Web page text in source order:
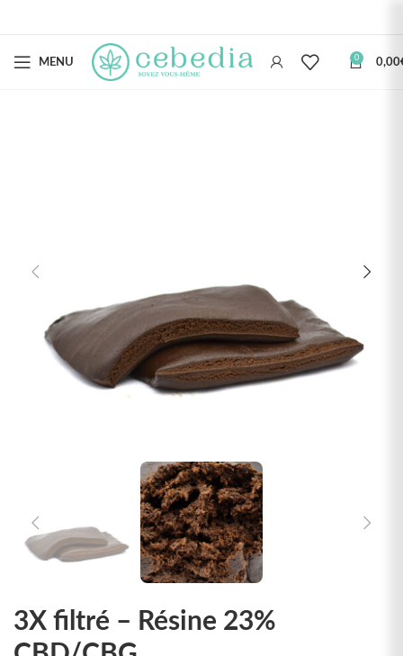
MENU 0 0,00
3X filtré – Résine 23%